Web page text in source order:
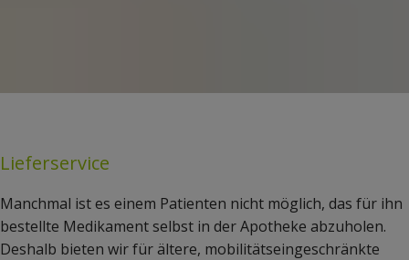
Lieferservice
Manchmal ist es einem Patienten nicht möglich, das für ihn
bestellte Medikament selbst in der Apotheke abzuholen.
Deshalb bieten wir für ältere, mobilitätseingeschränkte